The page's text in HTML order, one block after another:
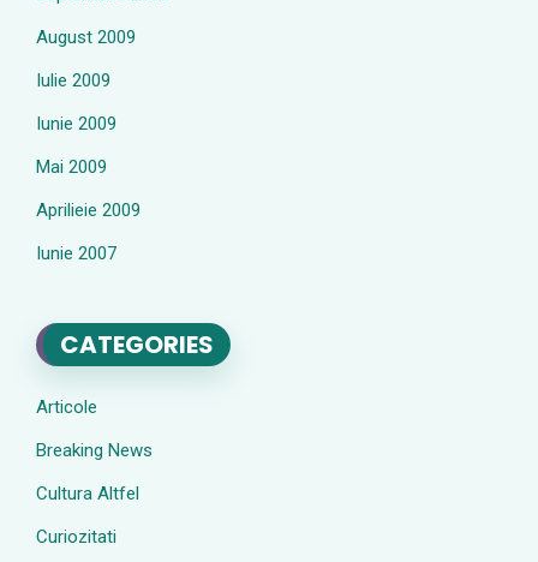
August 2009
Iulie 2009
Iunie 2009
Mai 2009
Aprilieie 2009
Iunie 2007
CATEGORIES
Articole
Breaking News
Cultura Altfel
Curiozitati